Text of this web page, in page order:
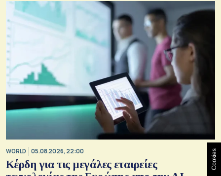
WORLD 05.08.2026, 22:00
Κέρδη για τις μεγάλες εταιρείες
Cookies